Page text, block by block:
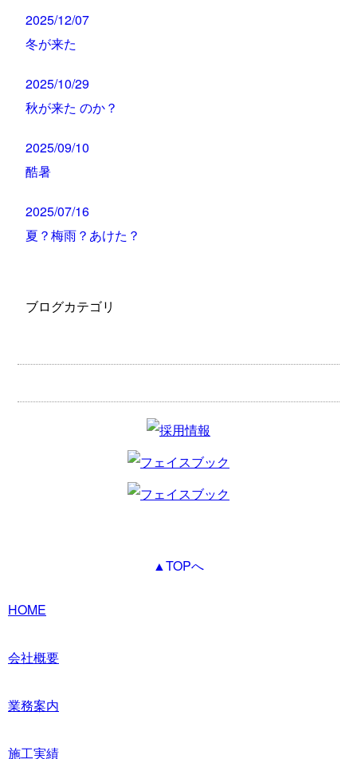
2025/12/07
冬が来た
2025/10/29
秋が来た のか？
2025/09/10
酷暑
2025/07/16
夏？梅雨？あけた？
ブログカテゴリ
▲TOPへ
HOME
会社概要
業務案内
施工実績